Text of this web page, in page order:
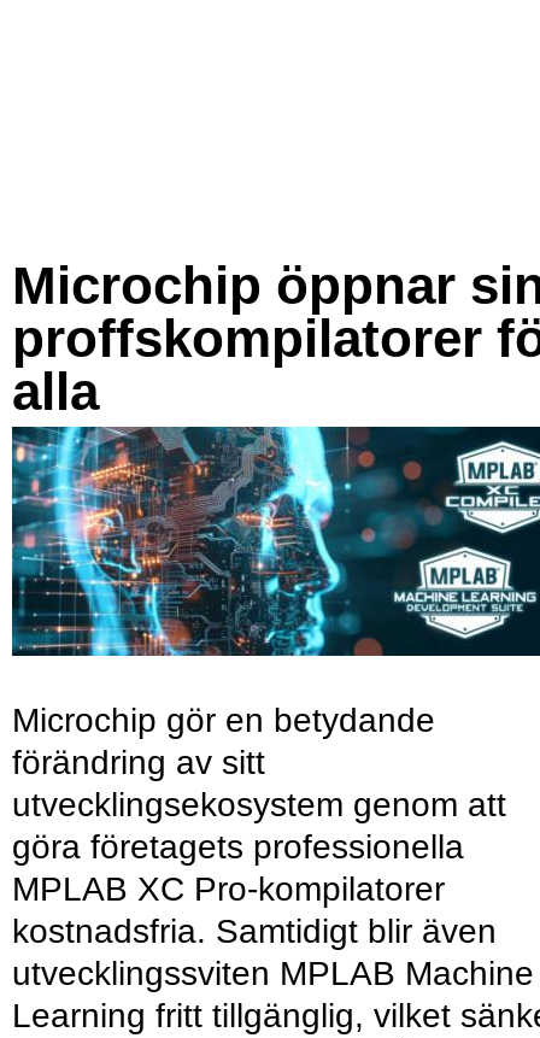
Microchip öppnar
proffskompilatorer
alla
Microchip gör en betydande
förändring av sitt
utvecklingsekosystem genom att
göra företagets professionella
MPLAB XC Pro-kompilatorer
kostnadsfria. Samtidigt blir även
utvecklingssviten MPLAB Machine
Learning fritt tillgänglig, vilket